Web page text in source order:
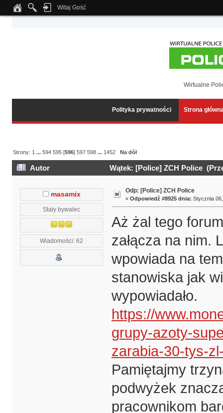
Notice: Undefined index: tapatalk_body_hook in
Witaj Gość
Wirtualne
Polityka prywatności Strona
Strony: 1 ...594 595 [596]597 598 ... 1452 Na dół
Autor Wątek: [Police] ZCH Police
masamix
Stały bywalec
Wiadomości: 62
Odp: [Police] ZCH Police
« Odpowiedź #8925 dnia: Stycznia
Aż żal tego
załącza na nim.
wpowiada na
stanowiska jak
wypowiadało.
https://
grupy-azoty-
zarabia-30-tys-
Pamiętajmy
podwyżek
pracownikom